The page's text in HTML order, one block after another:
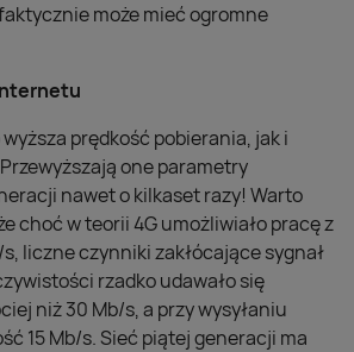
może mieć ogromne
prędkość pobierania, jak i
one parametry
nawet o kilkaset razy! Warto
choć w teorii 4G umożliwiało pracę z
liczne czynniki zakłócające sygnał
rzadko udawało się
niż 30 Mb/s, a przy wysyłaniu
15 Mb/s. Sieć piątej generacji ma